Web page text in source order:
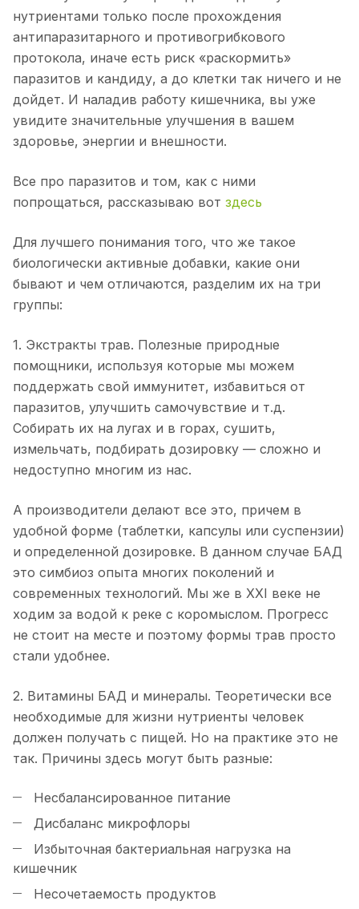
нутриентами только после прохождения
антипаразитарного и противогрибкового
протокола, иначе есть риск «раскормить»
паразитов и кандиду, а до клетки так ничего и не
дойдет. И наладив работу кишечника, вы уже
увидите значительные улучшения в вашем
здоровье, энергии и внешности.
Все про паразитов и том, как с ними
попрощаться, рассказываю вот здесь
Для лучшего понимания того, что же такое
биологически активные добавки, какие они
бывают и чем отличаются, разделим их на три
группы:⠀
1. Экстракты трав. Полезные природные
помощники, используя которые мы можем
поддержать свой иммунитет, избавиться от
паразитов, улучшить самочувствие и т.д.
Собирать их на лугах и в горах, сушить,
измельчать, подбирать дозировку — сложно и
недоступно многим из нас.
А производители делают все это, причем в
удобной форме (таблетки, капсулы или суспензии)
и определенной дозировке. В данном случае БАД
это симбиоз опыта многих поколений и
современных технологий. Мы же в XXI веке не
ходим за водой к реке с коромыслом. Прогресс
не стоит на месте и поэтому формы трав просто
стали удобнее. ⠀
2. Витамины БАД и минералы. Теоретически все
необходимые для жизни нутриенты человек
должен получать с пищей. Но на практике это не
так. Причины здесь могут быть разные:
Несбалансированное питание
Дисбаланс микрофлоры
Избыточная бактериальная нагрузка на
кишечник
Несочетаемость продуктов